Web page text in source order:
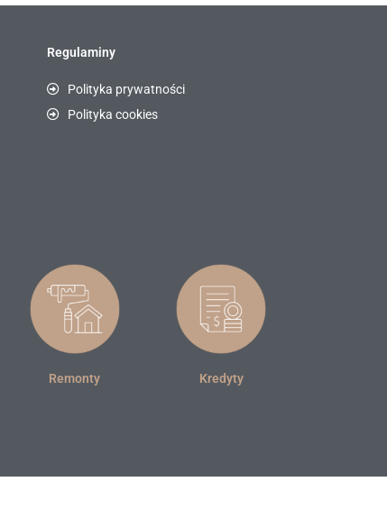
Regulaminy
Polityka prywatności
Polityka cookies
Remonty Kredyty